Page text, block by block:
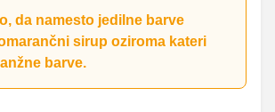
da namesto jedilne barve
sirup oziroma kateri
barve.